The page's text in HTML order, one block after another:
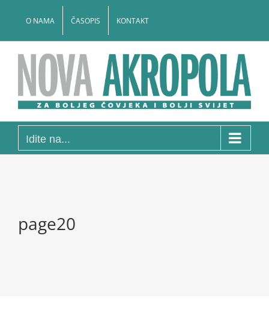
O NAMA ČASOPIS KONTAKT
Idite na...
page20